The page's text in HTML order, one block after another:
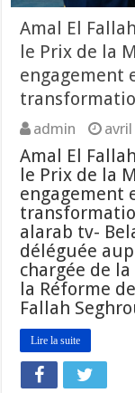
Amal El
le Prix de la
engagement
admin
Amal El
le Prix de la
engagement
alarab tv-
déléguée
chargée de
la Réforme
Fallah
Lire la suite